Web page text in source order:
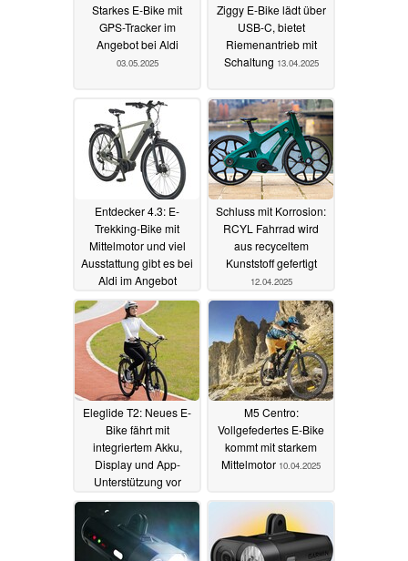
Starkes E-Bike mit
GPS-Tracker im
Angebot bei Aldi
03.05.2025
Ziggy E-Bike lädt über
USB-C, bietet
Riemenantrieb mit
Schaltung 13.04.2025
Entdecker 4.3: E-
Trekking-Bike mit
Mittelmotor und viel
Ausstattung gibt es bei
Aldi im Angebot
12.04.2025
Schluss mit Korrosion:
RCYL Fahrrad wird
aus recyceltem
Kunststoff gefertigt
12.04.2025
Eleglide T2: Neues E-
Bike fährt mit
integriertem Akku,
Display und App-
Unterstützung vor
11.04.2025
M5 Centro:
Vollgefedertes E-Bike
kommt mit starkem
Mittelmotor 10.04.2025